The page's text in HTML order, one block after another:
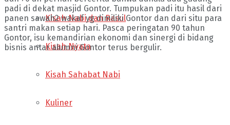
Kisah Nabi dan Rasul
Kisah Nyata
Kisah Sahabat Nabi
Kuliner
padi di dekat masjid Gontor. Tumpukan padi itu hasil dari
panen sawah2 wakaf yg dimiliki Gontor dan dari situ para
santri makan setiap hari. Pasca peringatan 90 tahun
Gontor, isu kemandirian ekonomi dan sinergi di bidang
bisnis antar alumni Gontor terus bergulir.